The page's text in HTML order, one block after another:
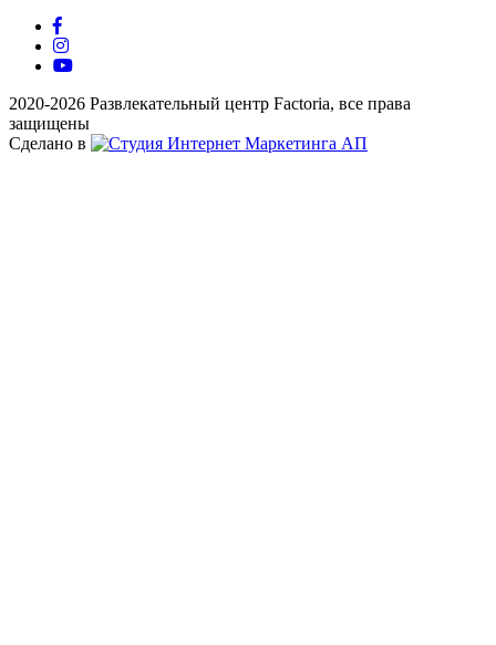
2020-2026 Развлекательный центр Factoria, все права
защищены
Сделано в